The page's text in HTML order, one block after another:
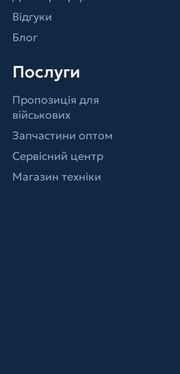
Відгуки
Блог
Послуги
Пропозиція для
військових
Запчастини оптом
Сервісний центр
Магазин техніки